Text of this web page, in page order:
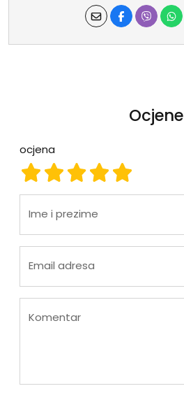
Ocjene
ocjena
ocjena 5
ocjena 4
ocjena 3
ocjena 2
ocjena 1
Ime i prezime
Email adresa
Komentar